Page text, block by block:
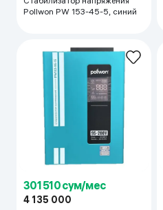
Pollwon PW 153-45-5, синий
301 510 сум/мес
4 135 000